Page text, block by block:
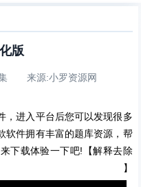
版
来源:小罗资源网
，进入平台后您可以发现很多
软件拥有丰富的题库资源，帮
下载体验一下吧!【解释去除
】